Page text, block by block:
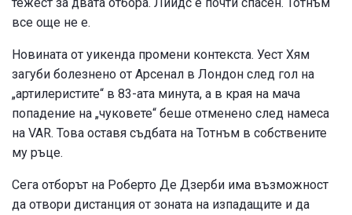
все още не е.
Новината от уикенда промени контекста. Уест Хям
загуби болезнено от Арсенал в Лондон след гол на
„артилеристите“ в 83-ата минута, а в края на мача
попадение на „чуковете“ беше отменено след намеса
на VAR. Това оставя съдбата на Тотнъм в собствените
му ръце.
Сега отборът на Роберто Де Дзерби има възможност
да отвори дистанция от зоната на изпадащите и да